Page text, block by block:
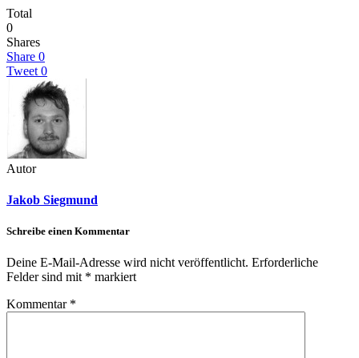
Total
0
Shares
Share 0
Tweet 0
Autor
Jakob Siegmund
Schreibe einen Kommentar
Deine E-Mail-Adresse wird nicht veröffentlicht. Erforderliche
Felder sind mit * markiert
Kommentar *